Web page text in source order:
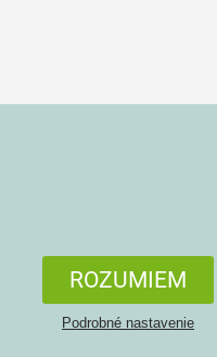
ROZUMIEM
Podrobné nastavenie